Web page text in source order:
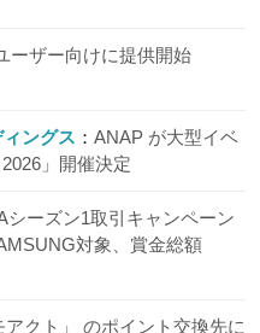
ーザー向けに提供開始
ングス
ANAP が大型イベ
」開催決定
シーズン1取引キャンペーン
対象、賞金総額
アクト」 のポイント交換先に